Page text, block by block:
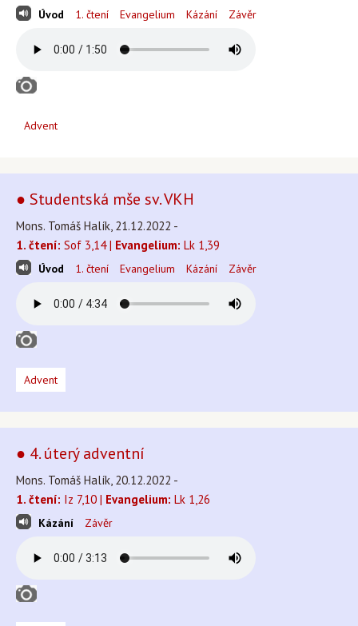
Úvod 1. čtení Evangelium Kázání Závěr
Advent
● Studentská mše sv. VKH
Mons. Tomáš Halík, 21.12.2022 -
1. čtení: Sof 3,14 | Evangelium: Lk 1,39
Úvod 1. čtení Evangelium Kázání Závěr
Advent
● 4. úterý adventní
Mons. Tomáš Halík, 20.12.2022 -
1. čtení: Iz 7,10 | Evangelium: Lk 1,26
Kázání Závěr